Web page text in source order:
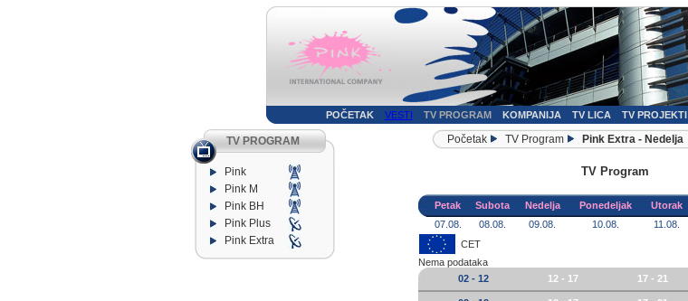
POČETAK
VESTI TV PROGRAM KOMPANIJA TV LICA TV PROJEKTI
TV PROGRAM
Pink
Pink M
Pink BH
Pink Plus
Pink Extra
Početak TV Program Pink Extra - Nedelja
TV Program
Petak Subota Nedelja Ponedeljak Utorak
07.08.
08.08. 09.08. 10.08. 11.08.
CET
Nema podataka
02 - 12
12 - 17 17 - 21